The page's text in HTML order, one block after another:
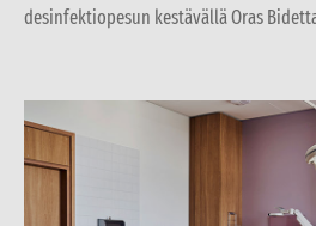
desinfektiopesun kestävällä Oras